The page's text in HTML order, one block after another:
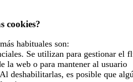
cookies?
habituales son:
Se utilizan para gestionar el
la web o para mantener al usuario
deshabilitarlas, es posible que